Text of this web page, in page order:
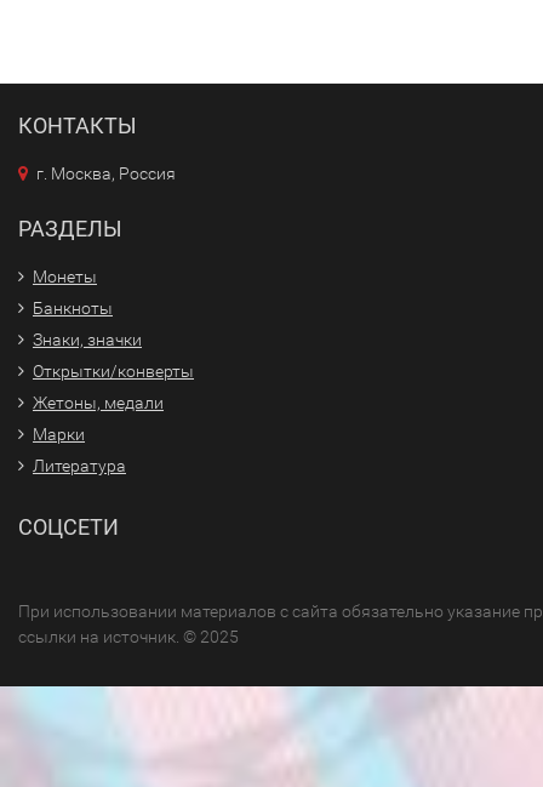
КОНТАКТЫ
г. Москва, Россия
РАЗДЕЛЫ
Монеты
Банкноты
Знаки, значки
Открытки/конверты
Жетоны, медали
Марки
Литература
СОЦСЕТИ
При использовании материалов с сайта обязательно указание
ссылки на источник. © 2025